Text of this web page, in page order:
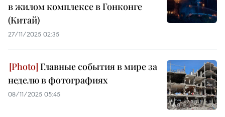
в жилом комплексе в Гонконге
(Китай)
27/11/2025 02:35
Главные события в мире за
неделю в фотографиях
08/11/2025 05:45